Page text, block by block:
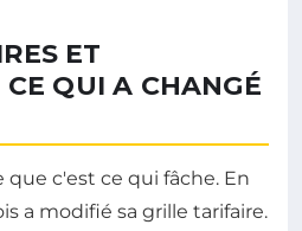
ET
QUI A CHANGÉ
que c'est ce qui fâche. En
a modifié sa grille tarifaire.